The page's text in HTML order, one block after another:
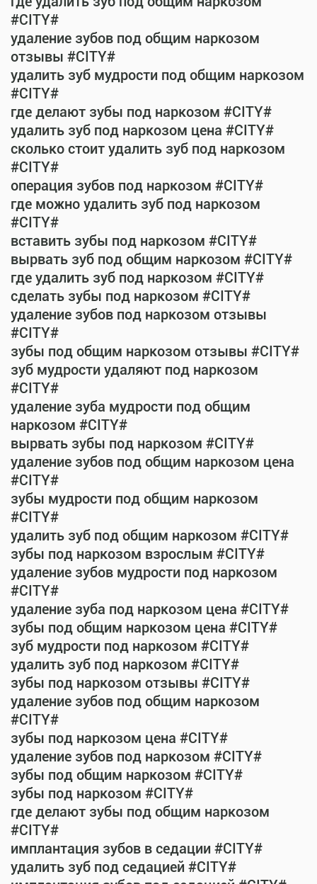
#CITY#
удаление зубов под общим наркозом
отзывы #CITY#
удалить зуб мудрости под общим наркозом
#CITY#
где делают зубы под наркозом #CITY#
удалить зуб под наркозом цена #CITY#
сколько стоит удалить зуб под наркозом
#CITY#
операция зубов под наркозом #CITY#
где можно удалить зуб под наркозом
#CITY#
вставить зубы под наркозом #CITY#
вырвать зуб под общим наркозом #CITY#
где удалить зуб под наркозом #CITY#
сделать зубы под наркозом #CITY#
удаление зубов под наркозом отзывы
#CITY#
зубы под общим наркозом отзывы #CITY#
зуб мудрости удаляют под наркозом
#CITY#
удаление зуба мудрости под общим
наркозом #CITY#
вырвать зубы под наркозом #CITY#
удаление зубов под общим наркозом цена
#CITY#
зубы мудрости под общим наркозом
#CITY#
удалить зуб под общим наркозом #CITY#
зубы под наркозом взрослым #CITY#
удаление зубов мудрости под наркозом
#CITY#
удаление зуба под наркозом цена #CITY#
зубы под общим наркозом цена #CITY#
зуб мудрости под наркозом #CITY#
удалить зуб под наркозом #CITY#
зубы под наркозом отзывы #CITY#
удаление зубов под общим наркозом
#CITY#
зубы под наркозом цена #CITY#
удаление зубов под наркозом #CITY#
зубы под общим наркозом #CITY#
зубы под наркозом #CITY#
где делают зубы под общим наркозом
#CITY#
имплантация зубов в седации #CITY#
удалить зуб под седацией #CITY#